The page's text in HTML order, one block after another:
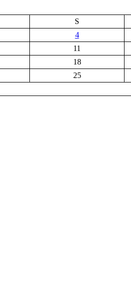
S
4
11
18
25